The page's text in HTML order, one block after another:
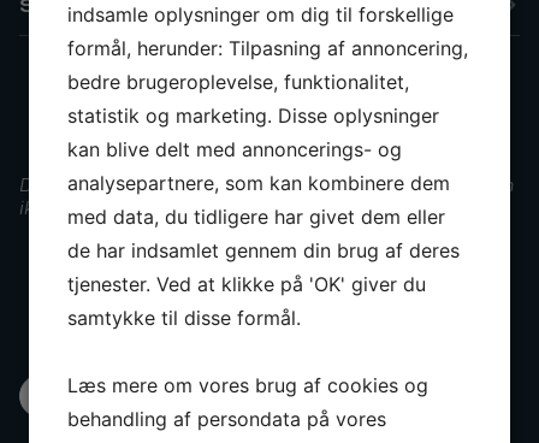
Sikkerhed
Startspær
De givne oplysninger forventes at være korrekte, men kan
ikke garanteres
Alle billeder
indsamle oplysninger om dig til forskellige
formål, herunder: Tilpasning af annoncering,
bedre brugeroplevelse, funktionalitet,
statistik og marketing. Disse oplysninger
kan blive delt med annoncerings- og
analysepartnere, som kan kombinere dem
med data, du tidligere har givet dem eller
de har indsamlet gennem din brug af deres
tjenester. Ved at klikke på 'OK' giver du
samtykke til disse formål.
Læs mere om vores brug af cookies og
behandling af persondata på vores